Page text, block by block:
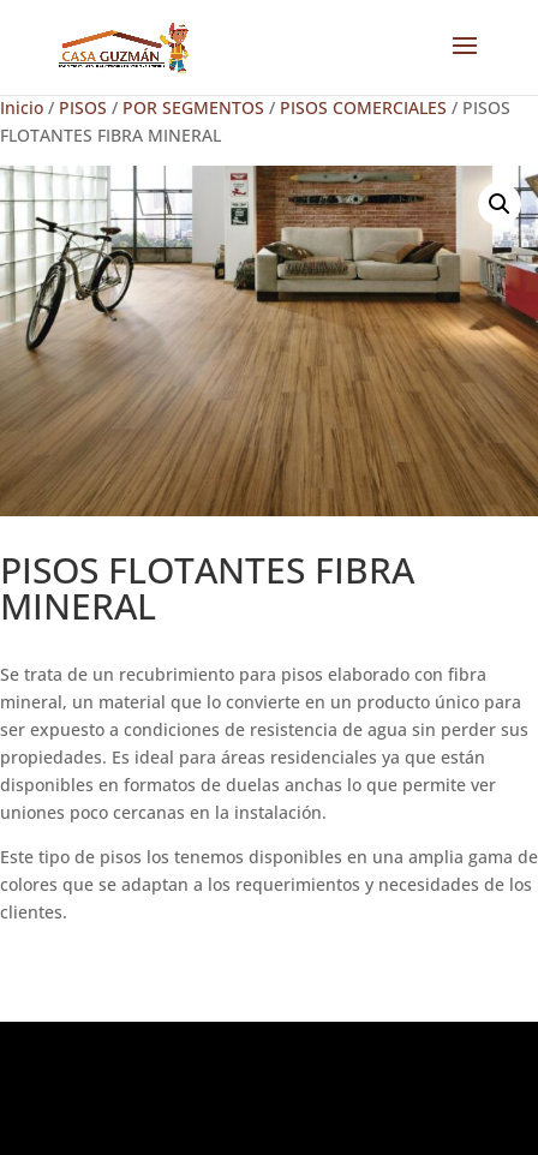
Inicio / PISOS / POR SEGMENTOS / PISOS COMERCIALES / PISOS
FLOTANTES FIBRA MINERAL
PISOS FLOTANTES FIBRA
MINERAL
Se trata de un recubrimiento para pisos elaborado con fibra
mineral, un material que lo convierte en un producto único para
ser expuesto a condiciones de resistencia de agua sin perder sus
propiedades. Es ideal para áreas residenciales ya que están
disponibles en formatos de duelas anchas lo que permite ver
uniones poco cercanas en la instalación.
Este tipo de pisos los tenemos disponibles en una amplia gama de
colores que se adaptan a los requerimientos y necesidades de los
clientes.